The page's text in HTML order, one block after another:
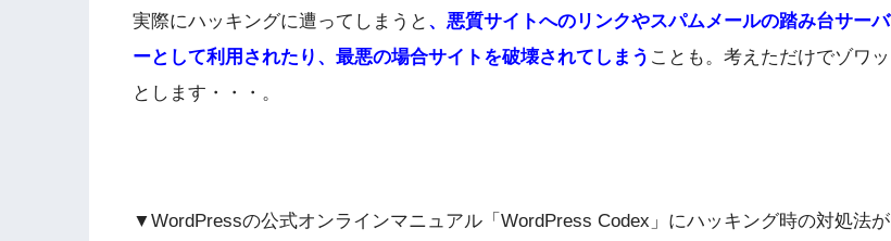
実際にハッキングに遭ってしまうと 、悪質サイトへのリンクやスパムメールの踏み台サーバ
ーとして利用されたり、最悪の場合サイトを破壊されてしまう ことも。考えただけでゾワッ
とします・・・。
▼WordPressの公式オンラインマニュアル「WordPress Codex」にハッキング時の対処法が